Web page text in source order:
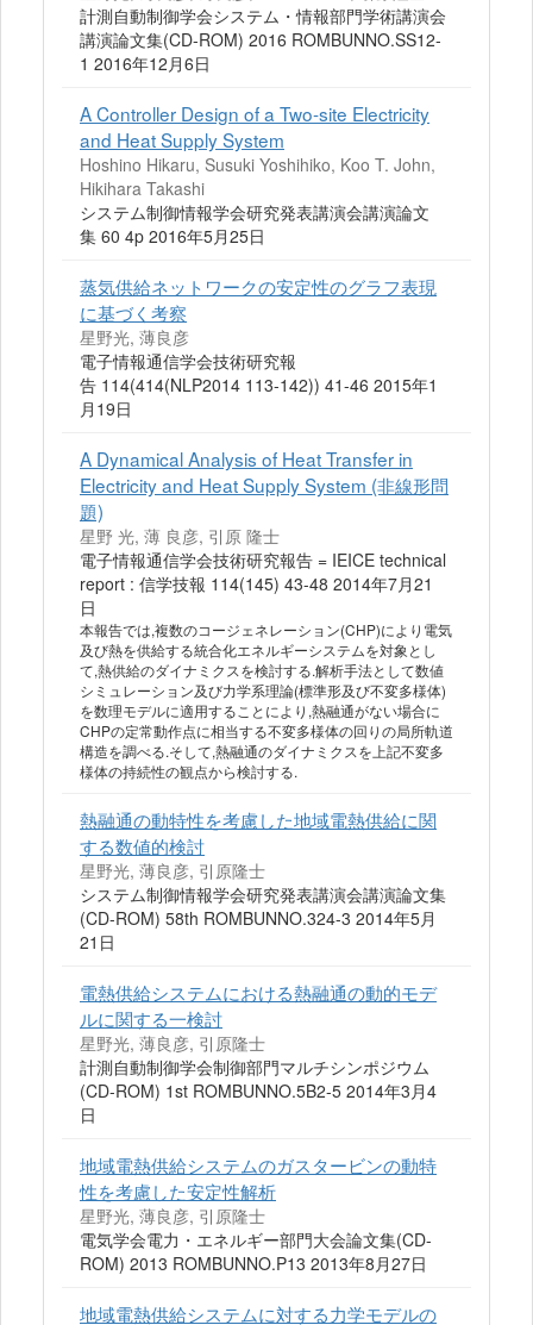
計測自動制御学会システム・情報部門学術講演会
講演論文集(CD-ROM) 2016 ROMBUNNO.SS12‐
1 2016年12月6日
A Controller Design of a Two-site Electricity
and Heat Supply System
Hoshino Hikaru, Susuki Yoshihiko, Koo T. John,
Hikihara Takashi
システム制御情報学会研究発表講演会講演論文
集 60 4p 2016年5月25日
蒸気供給ネットワークの安定性のグラフ表現
に基づく考察
星野光, 薄良彦
電子情報通信学会技術研究報
告 114(414(NLP2014 113-142)) 41-46 2015年1
月19日
A Dynamical Analysis of Heat Transfer in
Electricity and Heat Supply System (非線形問
題)
星野 光, 薄 良彦, 引原 隆士
電子情報通信学会技術研究報告 = IEICE technical
report : 信学技報 114(145) 43-48 2014年7月21
日
本報告では,複数のコージェネレーション(CHP)により電気
及び熱を供給する統合化エネルギーシステムを対象とし
て,熱供給のダイナミクスを検討する.解析手法として数値
シミュレーション及び力学系理論(標準形及び不変多様体)
を数理モデルに適用することにより,熱融通がない場合に
CHPの定常動作点に相当する不変多様体の回りの局所軌道
構造を調べる.そして,熱融通のダイナミクスを上記不変多
様体の持続性の観点から検討する.
熱融通の動特性を考慮した地域電熱供給に関
する数値的検討
星野光, 薄良彦, 引原隆士
システム制御情報学会研究発表講演会講演論文集
(CD-ROM) 58th ROMBUNNO.324-3 2014年5月
21日
電熱供給システムにおける熱融通の動的モデ
ルに関する一検討
星野光, 薄良彦, 引原隆士
計測自動制御学会制御部門マルチシンポジウム
(CD-ROM) 1st ROMBUNNO.5B2-5 2014年3月4
日
地域電熱供給システムのガスタービンの動特
性を考慮した安定性解析
星野光, 薄良彦, 引原隆士
電気学会電力・エネルギー部門大会論文集(CD-
ROM) 2013 ROMBUNNO.P13 2013年8月27日
地域電熱供給システムに対する力学モデルの